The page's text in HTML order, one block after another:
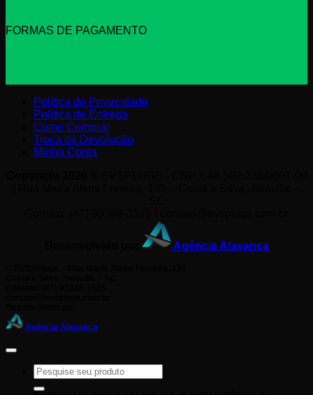
FORMAS DE PAGAMENTO
Política de Privacidade
Política de Entrega
Como Comprar
Troca de Devolução
Minha Conta
Agência Alavanca
Agência Alavanca
Pesquisar
por: